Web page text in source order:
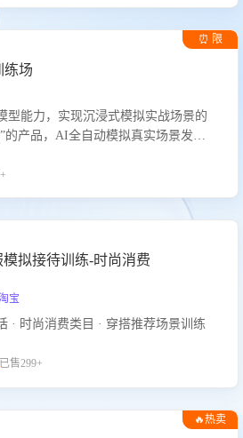
⏰ 限
练场
型能力，实现沉浸式模拟实战场景的
的产品，AI全自动模拟真实场景发生
服能力。
模拟接待训练-时尚消费
宝
· 时尚消费类目 · 穿搭推荐场景训练
已售299+
🔥热卖